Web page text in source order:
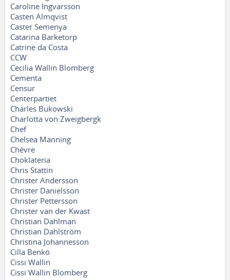
Caroline Ingvarsson
Casten Almqvist
Caster Semenya
Catarina Barketorp
Catrine da Costa
CCW
Cecilia Wallin Blomberg
Cementa
Censur
Centerpartiet
Charles Bukowski
Charlotta von Zweigbergk
Chef
Chelsea Manning
Chèvre
Choklateria
Chris Stattin
Christer Andersson
Christer Danielsson
Christer Pettersson
Christer van der Kwast
Christian Dahlman
Christian Dahlström
Christina Johannesson
Cilla Benkö
Cissi Wallin
Cissi Wallin Blomberg